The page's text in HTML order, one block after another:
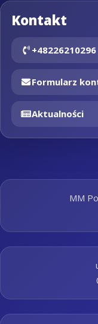
Kontakt
+48226210296
Formularz
Aktualności
MM